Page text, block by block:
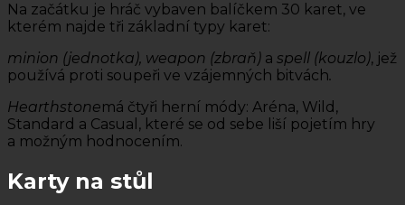
Na začátku je hráč vybaven balíčkem 30 karet, ve
kterém najde tři základní typy karet:
minion (jednotka), weapon (zbraň) a spell (kouzlo), jež
používá proti soupeři ve vzájemných bitvách.
Hearthstonemá čtyři herní módy: Aréna, Wild,
Standard a Casual, které se od sebe liší pojetím hry
a možným hodnocením.
Karty na stůl